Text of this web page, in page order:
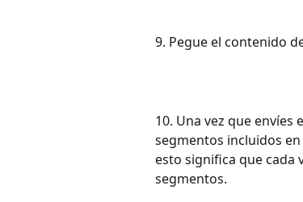
9. Pegue el contenido
10. Una vez que
segmentos incluidos
esto significa que cada
segmentos.